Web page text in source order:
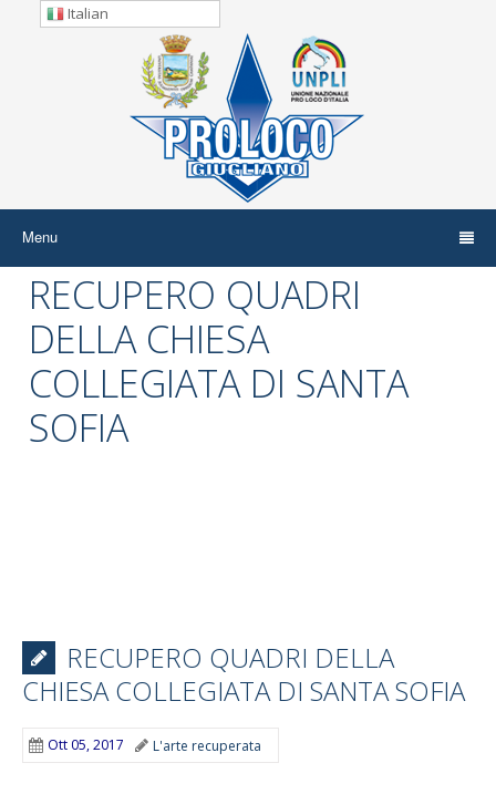
Menu
RECUPERO QUADRI
DELLA CHIESA
COLLEGIATA DI SANTA
SOFIA
RECUPERO QUADRI DELLA
CHIESA COLLEGIATA DI SANTA SOFIA
Ott 05, 2017 L'arte recuperata
Italian